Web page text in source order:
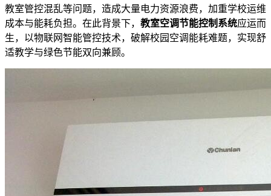
教室管控混乱等问题，造成大量电力资源浪费，加重学校运维
成本与能耗负担。在此背景下， 教室空调节能控制系统应运而
生，以物联网智能管控技术，破解校园空调能耗难题，实现舒
适教学与绿色节能双向兼顾。